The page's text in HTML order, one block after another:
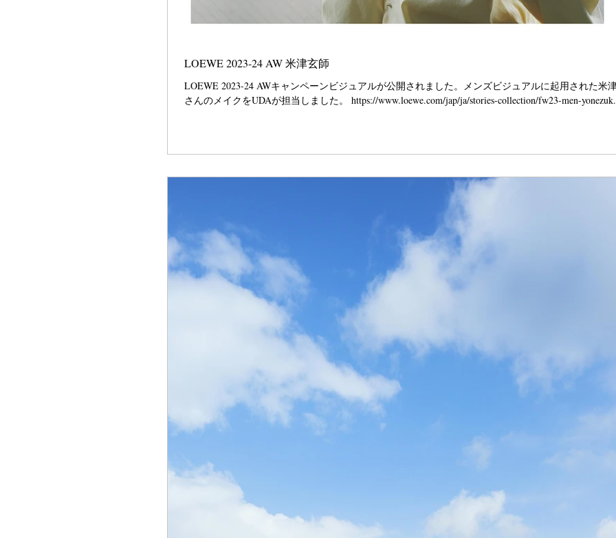
LOEWE 2023-24 AW 米津玄師
LOEWE 2023-24 AWキャンペーンビジュアルが公開されました。メンズビジュアルに起用された米津
さんのメイクをUDAが担当しました。 https://www.loewe.com/jap/ja/stories-collection/fw23-men-